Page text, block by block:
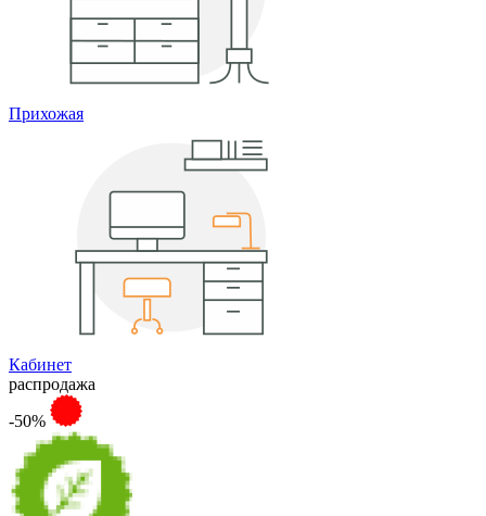
Прихожая
Кабинет
распродажа
-50%